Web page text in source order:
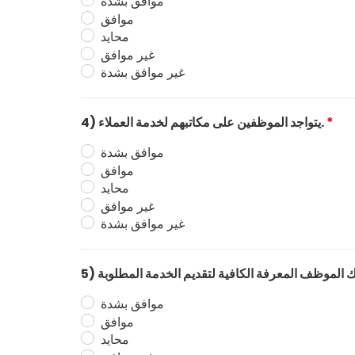
موافق
محايد
غير موافق
غير موافق بشدة
4) يتواجد الموظفين على مكاتبهم لخدمة العملاء.*
موافق بشدة
موافق
محايد
غير موافق
غير موافق بشدة
موافق بشدة
موافق
محايد